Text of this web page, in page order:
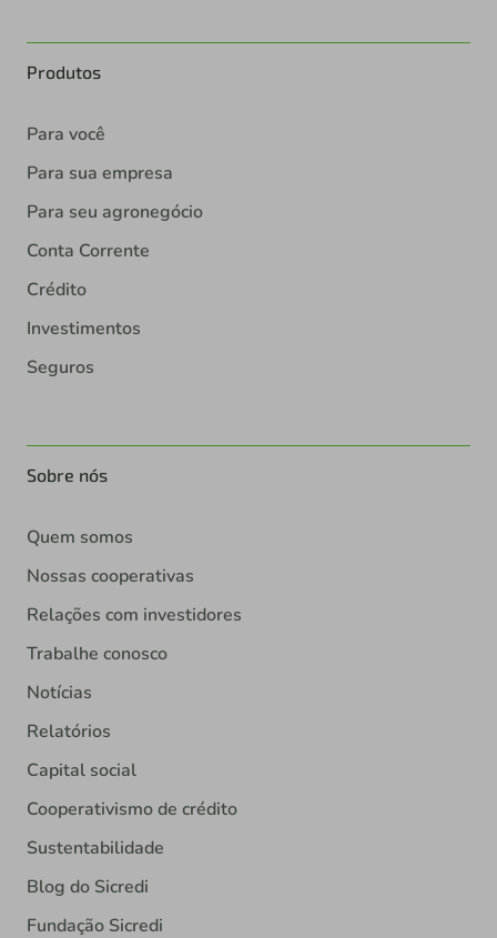
Produtos
Para você
Para sua empresa
Para seu agronegócio
Conta Corrente
Crédito
Investimentos
Seguros
Sobre nós
Quem somos
Nossas cooperativas
Relações com investidores
Trabalhe conosco
Notícias
Relatórios
Capital social
Cooperativismo de crédito
Sustentabilidade
Blog do Sicredi
Fundação Sicredi